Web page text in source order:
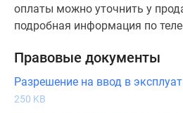
оплаты можно уточнить у
подробная информация по
Правовые документы
Разрешение на ввод в
250 KB